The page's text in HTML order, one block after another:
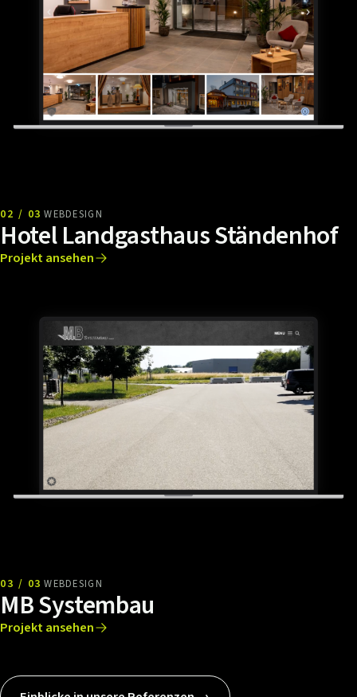
02 / 03 WEBDESIGN
Hotel Landgasthaus Ständenhof
Projekt ansehen
03 / 03 WEBDESIGN
MB Systembau
Projekt ansehen